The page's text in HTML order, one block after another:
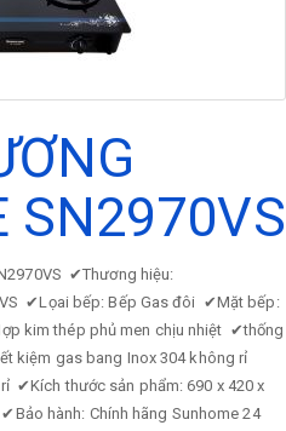
SN2970VS
✔Thương hiệu:
✔Lọai bếp: Bếp Gas đôi ✔Mặt bếp:
kim thép phủ men chịu nhiệt ✔thống
kiệm gas bang Inox 304 không rỉ
✔Kích thước sản phẩm: 690 x 420 x
✔ Bảo hành: Chính hãng Sunhome 24